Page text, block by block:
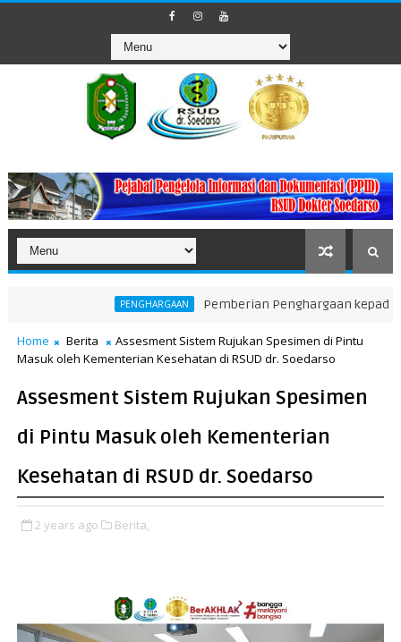
PENGHARGAAN Pemberian Penghargaan kepada Unit
Home Berita
Assesment Sistem Rujukan Spesimen di Pintu
Masuk oleh Kementerian Kesehatan di RSUD dr. Soedarso
Assesment Sistem Rujukan Spesimen
di Pintu Masuk oleh Kementerian
Kesehatan di RSUD dr. Soedarso
2 years ago Berita,